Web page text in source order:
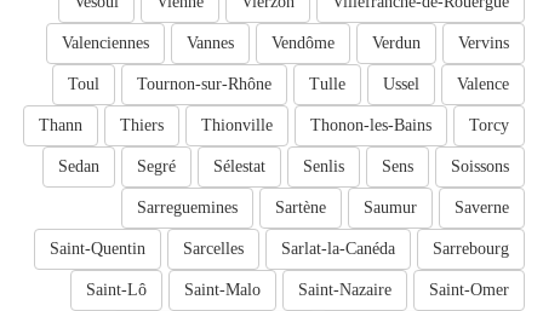
Vervins
Verdun
Vendôme
Vannes
Valenciennes
Valence
Ussel
Tulle
Tournon-sur-Rhône
Toul
Torcy
Thonon-les-Bains
Thionville
Thiers
Thann
Soissons
Sens
Senlis
Sélestat
Segré
Sedan
Saverne
Saumur
Sartène
Sarreguemines
Sarrebourg
Sarlat-la-Canéda
Sarcelles
Saint-Quentin
Saint-Omer
Saint-Nazaire
Saint-Malo
Saint-Lô